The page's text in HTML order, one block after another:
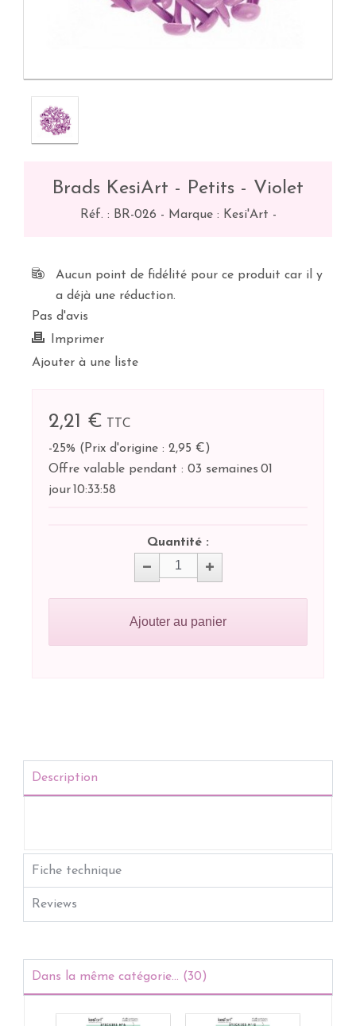
Brads KesiArt - Petits - Violet
Réf. : BR-026 - Marque : Kesi'Art -
Aucun point de fidélité pour ce produit car il y
a déjà une réduction.
Pas d'avis
Imprimer
Ajouter à une liste
2,21 €
TTC
-25% ( Prix d'origine : 2,95 €)
Offre valable pendant : 03 semaines 01
jour 10:33:58
Quantité :
Ajouter au panier
Description
Fiche technique
Reviews
Dans la même catégorie... (30)